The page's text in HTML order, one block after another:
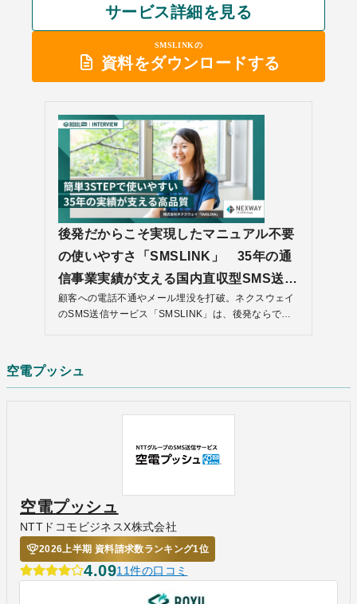
サービス詳細を見る
SMSLINKの
資料をダウンロードする
空電プッシュ
空電プッシュ
NTTドコモビジネスX株式会社
2026上半期 資料請求数ランキング1位
4.0911件の口コミ